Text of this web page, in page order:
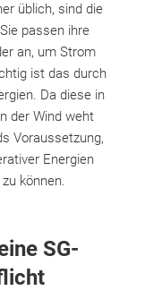
üblich, sind die
passen ihre
an, um Strom
ist das durch
Da diese in
der Wind weht
Voraussetzung,
Energien
können.
SG-